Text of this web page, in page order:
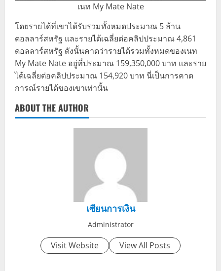
เนท My Mate Nate
โดยรายได้ที่เขาได้รับรวมทั้งหมดประมาณ 5 ล้าน
ดอลลาร์สหรัฐ และรายได้เฉลี่ยต่อคลิปประมาณ 4,861
ดอลลาร์สหรัฐ ดังนั้นคาดว่ารายได้รวมทั้งหมดของเนท
My Mate Nate อยู่ที่ประมาณ 159,350,000 บาท และราย
ได้เฉลี่ยต่อคลิปประมาณ 154,920 บาท นี่เป็นการคาด
การณ์รายได้ของเขาเท่านั้น
ABOUT THE AUTHOR
เซียนการเงิน
Administrator
Visit Website View All Posts